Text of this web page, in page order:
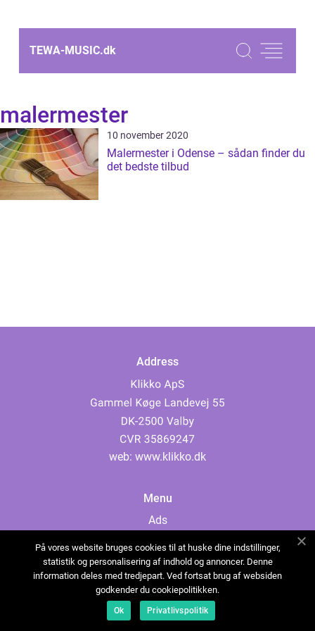
TEWA-MUSIC.dk
malermester
10 november 2020
Malermester i Odense – sådan finder du
det bedste tilbud
Address
web: www.klikko.dk
Menu
Ads
Cookies
Contact
Sitemap
På vores website bruges cookies til at huske dine indstillinger,
statistik og personalisering af indhold og annoncer. Denne
information deles med tredjepart. Ved fortsat brug af websiden
godkender du cookiepolitikken.
Ok Privatlivspolitik